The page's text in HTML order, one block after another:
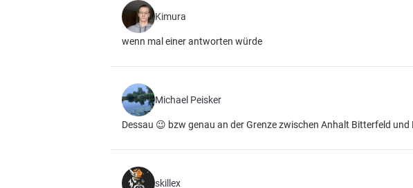
Kimura
wenn mal einer antworten würde
Michael Peisker
Dessau 😉 bzw genau an der Grenze zwischen Anhalt Bitterfeld und
skillex